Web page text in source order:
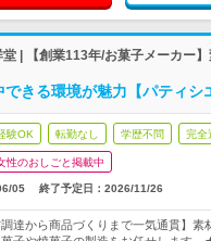
| 【創業113年/お菓子メーカー
できる環境が魅力【パティシ
験OK 転勤なし 学歴不問 完全
性のおしごと掲載中
05 終了予定日： 2026/11/26
調達から商品づくりまで一気通貫】素